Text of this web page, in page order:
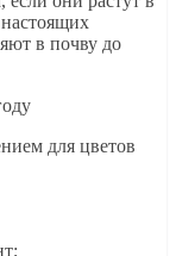
настоящих
в почву до
для цветов